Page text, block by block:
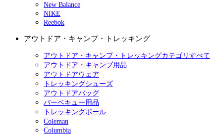
New Balance
NIKE
Reebok
アウトドア・キャンプ・トレッキング
アウトドア・キャンプ・トレッキングカテゴリすべて
アウトドア・キャンプ用品
アウトドアウェア
トレッキングシューズ
アウトドアバッグ
バーベキュー用品
トレッキングポール
Coleman
Columbia